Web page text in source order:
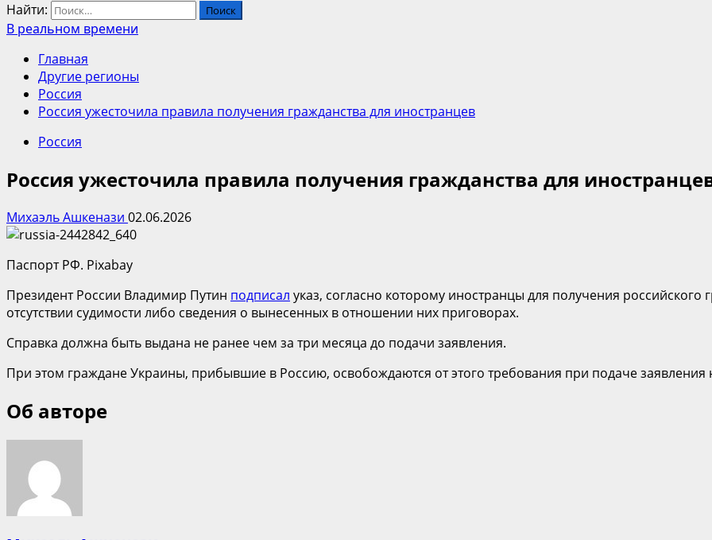
Найти:
В реальном времени
Главная
Другие регионы
Россия
Россия ужесточила правила получения гражданства для иностранцев
Россия
Россия ужесточила правила получения гражданства для
Михаэль Ашкенази 02.06.2026
Паспорт РФ. Pixabay
Президент России Владимир Путин подписал указ, согласно которому иностранцы для получения
отсутствии судимости либо сведения о вынесенных в отношении них приговорах.
Справка должна быть выдана не ранее чем за три месяца до подачи заявления.
При этом граждане Украины, прибывшие в Россию, освобождаются от этого требования при подаче заявления
Об авторе